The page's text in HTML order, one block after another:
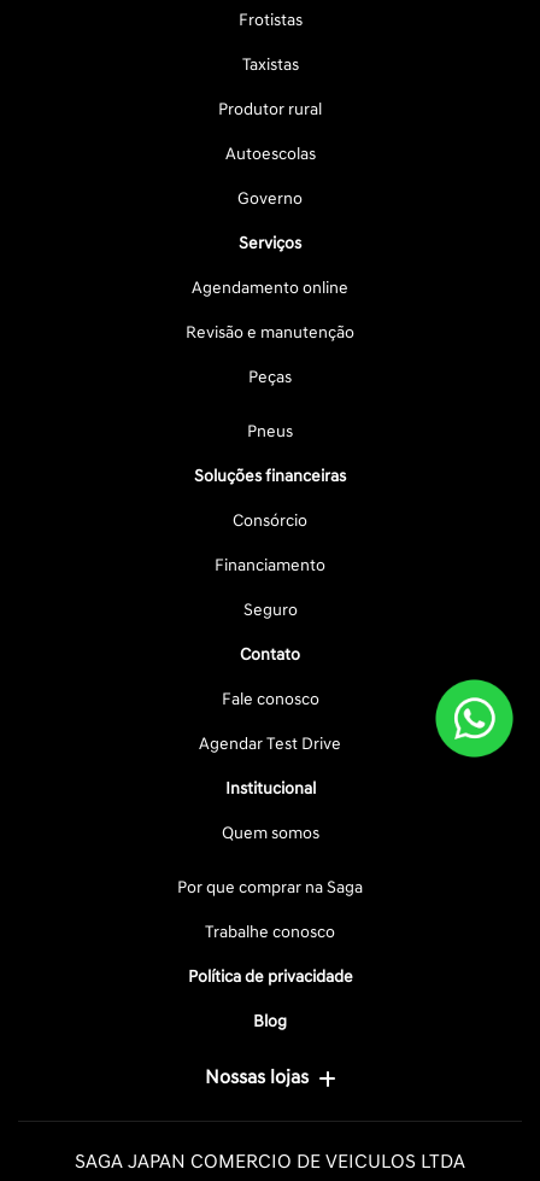
Frotistas
Taxistas
Produtor rural
Autoescolas
Governo
Serviços
Agendamento online
Revisão e manutenção
Peças
Pneus
Soluções financeiras
Consórcio
Financiamento
Seguro
Contato
Fale conosco
Agendar Test Drive
Institucional
Quem somos
Por que comprar na Saga
Trabalhe conosco
Política de privacidade
Blog
Nossas lojas
SAGA JAPAN COMERCIO DE VEICULOS LTDA